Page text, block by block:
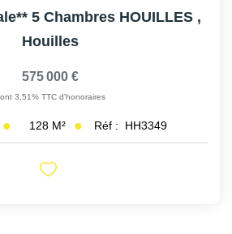
5 Chambres HOUILLES ,
Houilles
575 000 €
3,51% TTC d'honoraires
128 M² Réf : HH3349